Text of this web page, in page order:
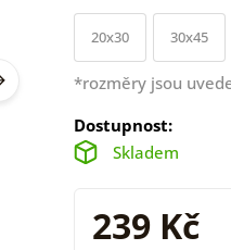
20x30 30x45
*rozměry jsou
Dostupnost:
Skladem
239 Kč